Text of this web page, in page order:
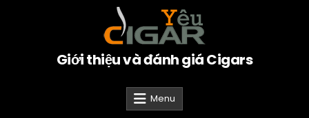
Giới thiệu và đánh giá Cigars
Menu